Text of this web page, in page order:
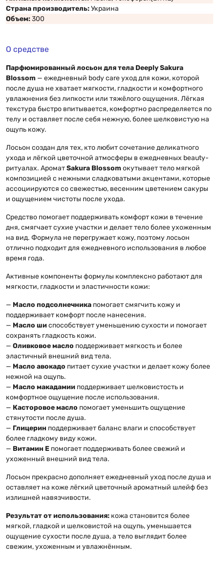
Страна производитель:Украина
Объем:300
О средстве
Парфюмированный лосьон для тела Deeply Sakura
Blossom — ежедневный body care уход для кожи, которой
после душа не хватает мягкости, гладкости и комфортного
увлажнения без липкости или тяжёлого ощущения. Лёгкая
текстура быстро впитывается, комфортно распределяется по
телу и оставляет после себя нежную, более шелковистую на
ощупь кожу.
Лосьон создан для тех, кто любит сочетание деликатного
ухода и лёгкой цветочной атмосферы в ежедневных beauty-
ритуалах. АроматSakura Blossom окутывает тело мягкой
композицией с нежными сладковатыми акцентами, которые
ассоциируются со свежестью, весенним цветением сакуры
и ощущением чистоты после ухода.
Средство помогает поддерживать комфорт кожи в течение
дня, смягчает сухие участки и делает тело более ухоженным
на вид. Формула не перегружает кожу, поэтому лосьон
отлично подходит для ежедневного использования в любое
время года.
Активные компоненты формулы комплексно работают для
мягкости, гладкости и эластичности кожи:
— Масло подсолнечника помогает смягчить кожу и
поддерживает комфорт после нанесения.
— Масло шиспособствует уменьшению сухости и помогает
сохранять гладкость кожи.
— Оливковое масло поддерживает мягкость и более
эластичный внешний вид тела.
— Масло авокадо питает сухие участки и делает кожу более
нежной на ощупь.
— Масло макадамии поддерживает шелковистость и
комфортное ощущение после использования.
— Касторовое масло помогает уменьшить ощущение
стянутости после душа.
— Глицерин поддерживает баланс влаги и способствует
более гладкому виду кожи.
— Витамин Е помогает поддерживать более свежий и
ухоженный внешний вид тела.
Лосьон прекрасно дополняет ежедневный уход после душа и
оставляет на коже лёгкий цветочный ароматный шлейф без
излишней навязчивости.
Результат от использования: кожа становится более
мягкой, гладкой и шелковистой на ощупь, уменьшается
ощущение сухости после душа, а тело выглядит более
свежим, ухоженным и увлажнённым.